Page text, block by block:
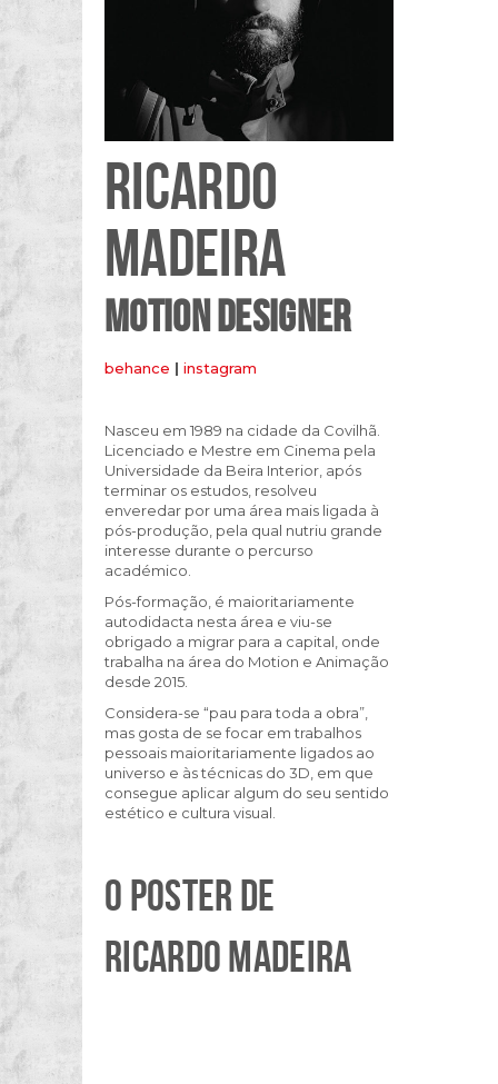
RICARDO
MADEIRA
MOTION DESIGNER
behance | instagram
Nasceu em 1989 na cidade da Covilhã.
Licenciado e Mestre em Cinema pela
Universidade da Beira Interior, após
terminar os estudos, resolveu
enveredar por uma área mais ligada à
pós-produção, pela qual nutriu grande
interesse durante o percurso
académico.
Pós-formação, é maioritariamente
autodidacta nesta área e viu-se
obrigado a migrar para a capital, onde
trabalha na área do Motion e Animação
desde 2015.
Considera-se “pau para toda a obra”,
mas gosta de se focar em trabalhos
pessoais maioritariamente ligados ao
universo e às técnicas do 3D, em que
consegue aplicar algum do seu sentido
estético e cultura visual.
O POSTER DE
RICARDO MADEIRA